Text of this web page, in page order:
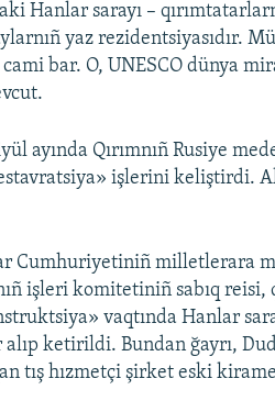
Hanlar sarayı –
yaz rezidentsiyasıdır.
cami bar. O, UNESCO dünya
ayında Qırımnıñ Rusiye
işlerini keliştirdi.
Cumhuriyetiniñ milletlerara
işleri komitetiniñ sabıq reisi,
vaqtında Hanlar
alıp ketirildi. Bundan ğayrı,
tış hızmetçi şirket eski